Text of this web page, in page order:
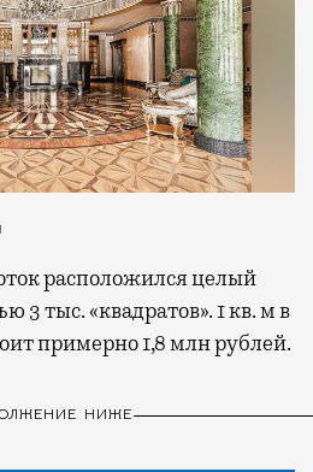
3 тыс. «квадратов». 1 кв. м в
примерно 1,8 млн рублей.
НИЖЕ